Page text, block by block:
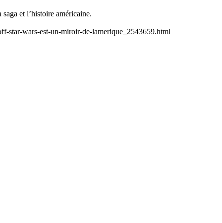
et l’histoire américaine.
star-wars-est-un-miroir-de-lamerique_2543659.html